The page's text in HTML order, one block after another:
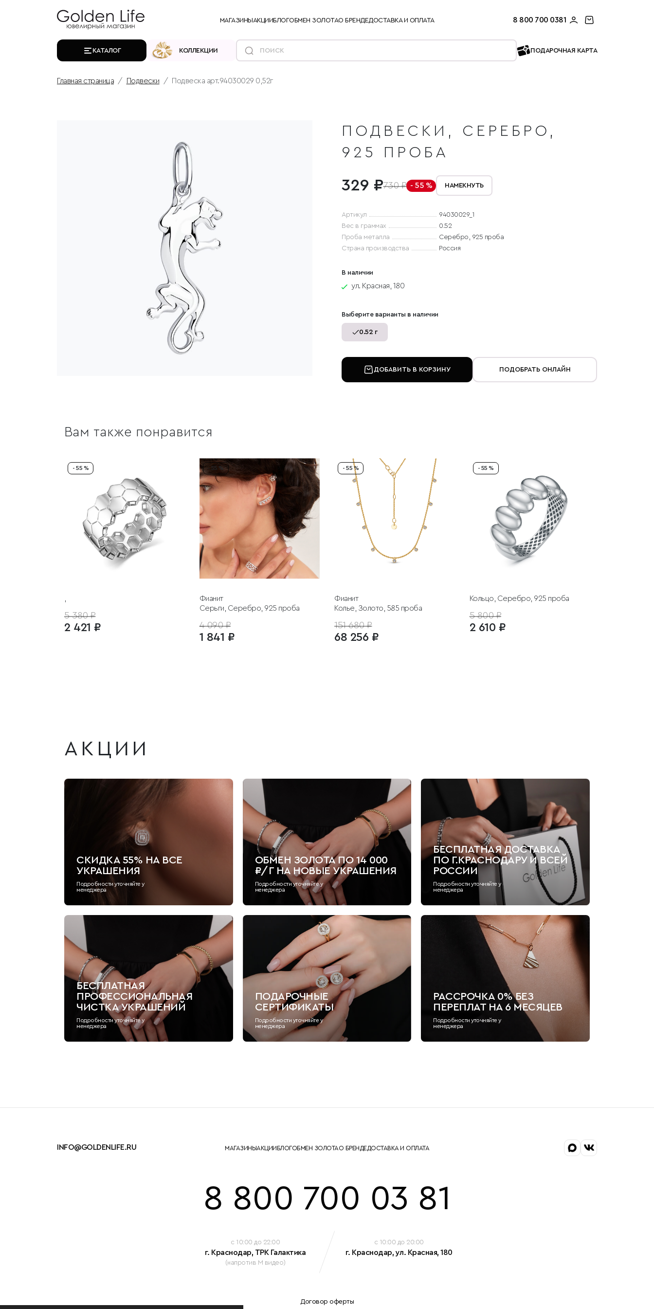
МАГАЗИНЫАКЦИИБЛОГОБМЕН ЗОЛОТАО БРЕНДЕДОСТАВКА И ОПЛАТА 8 800 700 0381
КАТАЛОГ КОЛЛЕКЦИИ ПОДАРОЧНАЯ КАРТА
Главная страница Подвески Подвеска арт.94030029 0,52г
ПОДВЕСКИ, СЕРЕБРО,
925 ПРОБА
329 ₽730 ₽ - 55 % НАМЕКНУТЬ
Артикул
94030029_1
Вес в граммах
0.52
Проба металла
Серебро, 925 проба
Страна производства
Россия
В наличии
ул. Красная, 180
Выберите варианты в наличии
0.52 г
ДОБАВИТЬ В КОРЗИНУ ПОДОБРАТЬ ОНЛАЙН
Вам также понравится
- 55 %
5 380 ₽
2 421 ₽
- 55 %
Фианит
Серьги, Серебро, 925 проба
4 090 ₽
1 841 ₽
- 55 %
Фианит
Колье, Золото, 585 проба
151 680 ₽
68 256 ₽
- 55 %
Кольцо, Серебро, 925 проба
5 800 ₽
2 610 ₽
АКЦИИ
СКИДКА 55% НА ВСЕ
УКРАШЕНИЯ
Подробности уточняйте у
менеджера
ОБМЕН ЗОЛОТА ПО 14 000
₽/Г НА НОВЫЕ УКРАШЕНИЯ
Подробности уточняйте у
менеджера
БЕСПЛАТНАЯ ДОСТАВКА
ПО Г.КРАСНОДАРУ И ВСЕЙ
РОССИИ
Подробности уточняйте у
менеджера
БЕСПЛАТНАЯ
ПРОФЕССИОНАЛЬНАЯ
ЧИСТКА УКРАШЕНИЙ
Подробности уточняйте у
менеджера
ПОДАРОЧНЫЕ
СЕРТИФИКАТЫ
Подробности уточняйте у
менеджера
РАССРОЧКА 0% БЕЗ
ПЕРЕПЛАТ НА 6 МЕСЯЦЕВ
Подробности уточняйте у
менеджера
INFO@GOLDENLIFE.RU МАГАЗИНЫАКЦИИБЛОГОБМЕН ЗОЛОТАО БРЕНДЕДОСТАВКА И ОПЛАТА
8 800 700 03 81
c 10:00 до 22:00
г. Краснодар, ТРК Галактика
(напротив М видео)
c 10:00 до 20:00
г. Краснодар, ул. Красная, 180
Договор оферты